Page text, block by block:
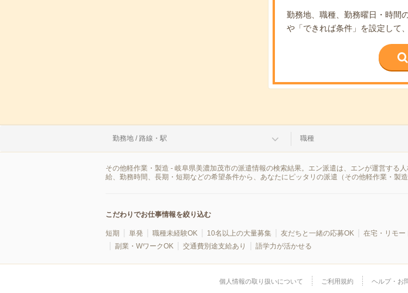
勤務地、職種、勤務曜日・時間の
や「できれば条件」を設定して
勤務地 / 路線・駅 職種
その他軽作業・製造 - 岐阜県美濃加茂市の派遣情報の検索結果。エン派遣は、エンが運営する
給、勤務時間、長期・短期などの希望条件から、あなたにピッタリの派遣（その他軽作業・製造
こだわりでお仕事情報を絞り込む
短期 単発 職種未経験OK 10名以上の大量募集 友だちと一緒の応募OK 在宅・リモー
副業・WワークOK
交通費別途支給あり 語学力が活かせる
個人情報の取り扱いについて ご利用規約 ヘルプ・お